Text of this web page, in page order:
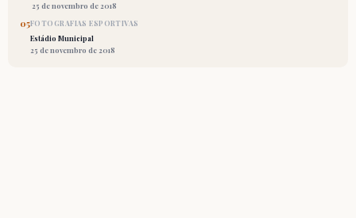
25 de novembro de 2018
05FOTOGRAFIAS ESPORTIVAS
Estádio Municipal
25 de novembro de 2018